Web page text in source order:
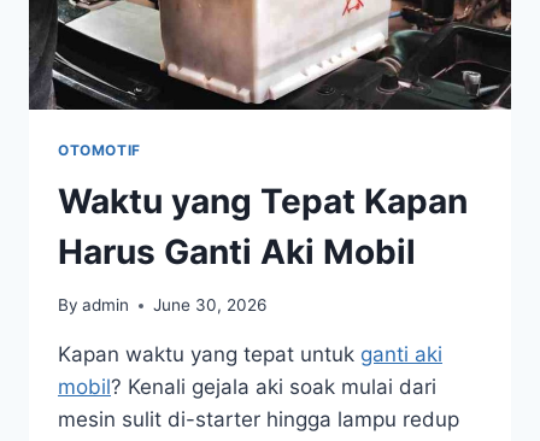
OTOMOTIF
Waktu yang Tepat Kapan
Harus Ganti Aki Mobil
By admin June 30, 2026
Kapan waktu yang tepat untuk ganti aki
mobil? Kenali gejala aki soak mulai dari
mesin sulit di-starter hingga lampu redup